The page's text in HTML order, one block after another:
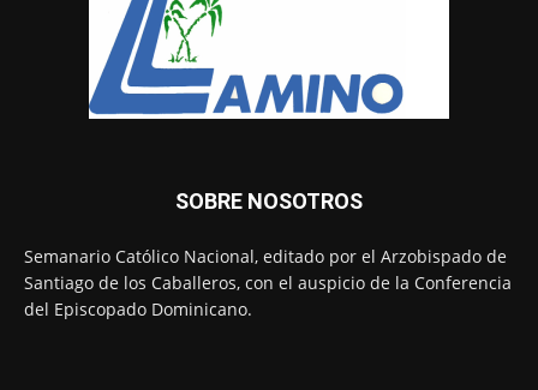
SOBRE NOSOTROS
Semanario Católico Nacional, editado por el Arzobispado de
Santiago de los Caballeros, con el auspicio de la Conferencia
del Episcopado Dominicano.